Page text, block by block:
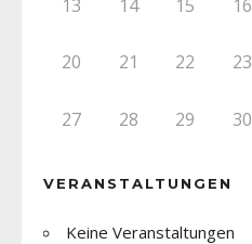
13 14 15 16
20 21 22 23
27 28 29 30
VERANSTALTUNGEN
Keine Veranstaltungen